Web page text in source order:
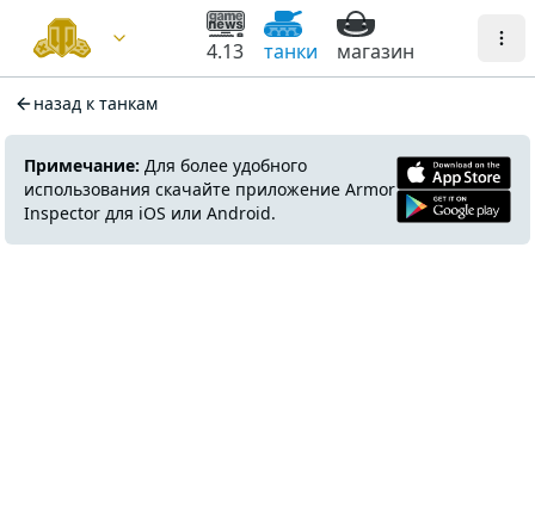
4.13 танки магазин
назад к танкам
Примечание: Для более удобного
использования скачайте приложение Armor
Inspector для iOS или Android.